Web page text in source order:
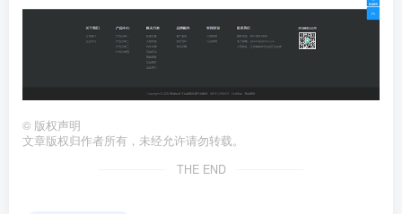
© 版权声明
文章版权归作者所有，未经允许请勿转载。
THE END